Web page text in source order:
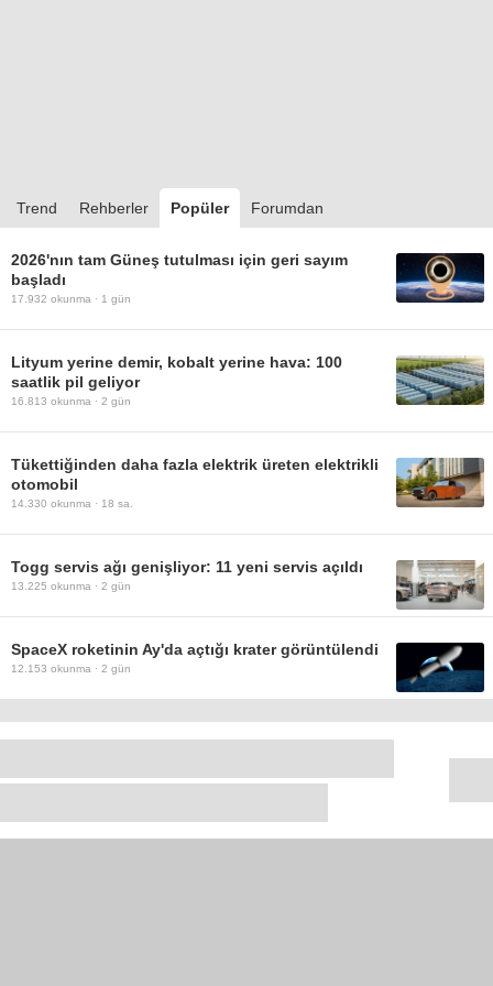
Trend Rehberler Popüler Forumdan
2026'nın tam Güneş tutulması için geri sayım
başladı
17.932 okunma · 1 gün
Lityum yerine demir, kobalt yerine hava: 100
saatlik pil geliyor
16.813 okunma · 2 gün
Tükettiğinden daha fazla elektrik üreten elektrikli
otomobil
14.330 okunma · 18 sa.
Togg servis ağı genişliyor: 11 yeni servis açıldı
13.225 okunma · 2 gün
SpaceX roketinin Ay'da açtığı krater görüntülendi
12.153 okunma · 2 gün